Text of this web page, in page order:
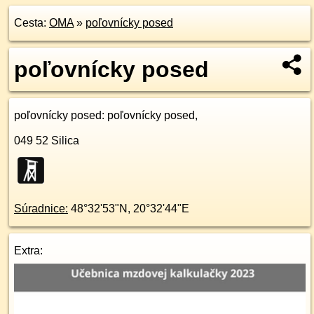
Cesta: OMA» poľovnícky posed
poľovnícky posed
poľovnícky posed: poľovnícky posed,
049 52 Silica
Súradnice: 48°32'53"N , 20°32'44"E
Extra: